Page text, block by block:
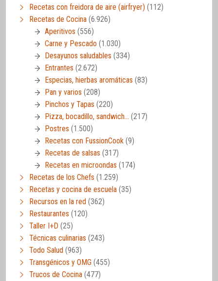
Recetas con freidora de aire (airfryer) (112)
Recetas de Cocina (6.926)
Aperitivos (556)
Carne y Pescado (1.030)
Desayunos saludables (334)
Entrantes (2.672)
Especias, hierbas aromáticas (83)
Pan y varios (208)
Pinchos y Tapas (220)
Pizza, bocadillo, sandwich… (217)
Postres (1.500)
Recetas con FussionCook (9)
Recetas de salsas (317)
Recetas en microondas (174)
Recetas de los Chefs (1.259)
Recetas y cocina de escuela (35)
Recursos en la red (362)
Restaurantes (120)
Taller I+D (25)
Técnicas culinarias (243)
Todo Salud (963)
Transgénicos y OMG (455)
Trucos de Cocina (477)